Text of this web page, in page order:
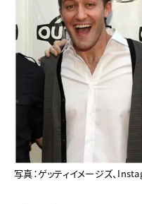
写真：ゲッティイメージズ、